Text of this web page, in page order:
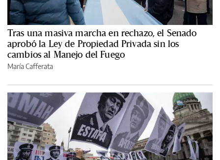
Tras una masiva marcha en rechazo, el Senado
aprobó la Ley de Propiedad Privada sin los
cambios al Manejo del Fuego
María Cafferata